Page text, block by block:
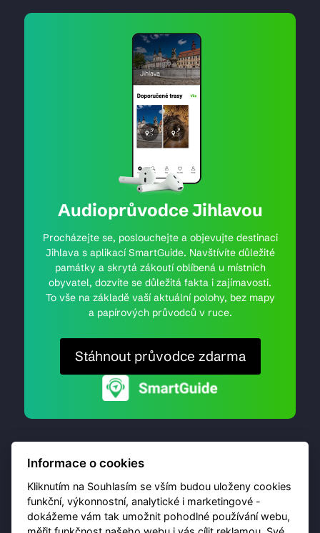
Audioprůvodce Jihlavou
Procházejte se, poslouchejte a objevujte destinaci
Jihlava s aplikací SmartGuide. Navštívíte důležité
památky a skrytá zákoutí oblíbená u místních
obyvatel, dozvíte se důležitá fakta i zajímavosti.
To vše na základě vaší aktuální polohy, bez mapy
a papírových průvodců v ruce.
Stáhnout průvodce zdarma
Informace o cookies
Kliknutím na Souhlasím se vším budou uloženy cookies
funkční, výkonnostní, analytické i marketingové -
dokážeme vám tak umožnit pohodlné používání webu,